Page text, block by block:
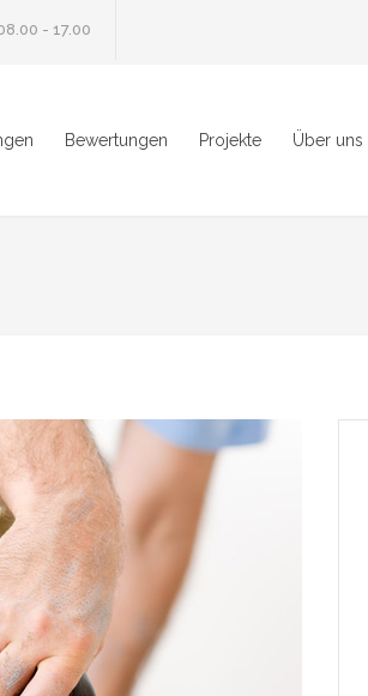
- 17.00
Bewertungen Projekte Über uns